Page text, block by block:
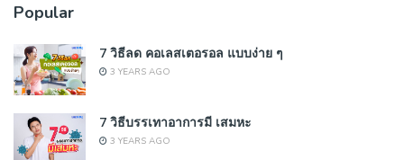
Popular
7 วิธีลด คอเลสเตอรอล แบบง่าย ๆ
3 YEARS AGO
7 วิธีบรรเทาอาการมี เสมหะ
3 YEARS AGO